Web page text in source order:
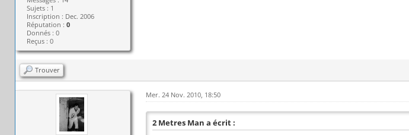
Sujets : 1
Inscription : Dec. 2006
Réputation : 0
Donnés : 0
Reçus : 0
Trouver
Mer. 24 Nov. 2010, 18:50
2 Metres Man a écrit :